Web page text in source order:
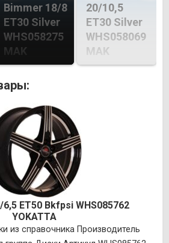
Bimmer 18/8
ET30 Silver
WHS058275
MAK
20/10,5
ET30 Silver
WHS058069
MAK
6,5 ET50 Bkfpsi WHS085762
YOKATTA
из справочника Производитель